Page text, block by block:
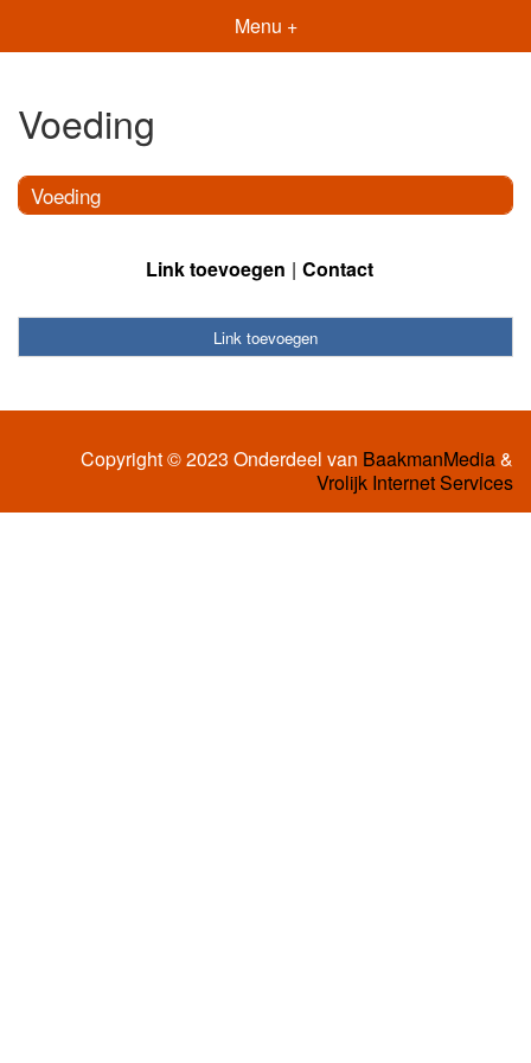
Menu +
Voeding
Voeding
Link toevoegen Contact
Link toevoegen
Copyright © 2023 Onderdeel van BaakmanMedia&
Vrolijk Internet Services